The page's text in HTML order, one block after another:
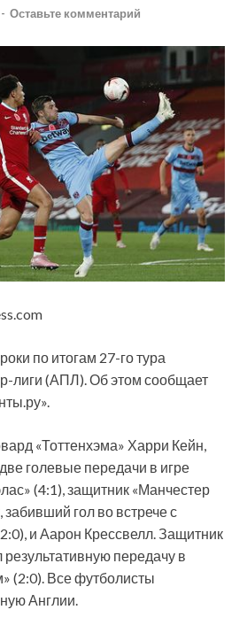
- Оставьте комментарий
по итогам 27-го тура
лиги (АПЛ). Об этом сообщает
«Тоттенхэма» Харри Кейн,
голевые передачи в игре
(4:1), защитник «Манчестер
гол во встрече с
и Аарон Крессвелл. Защитник
передачу в
(2:0). Все футболисты
Англии.